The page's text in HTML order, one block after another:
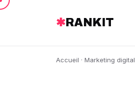
✱ RANKIT
Accueil · Marketing digital